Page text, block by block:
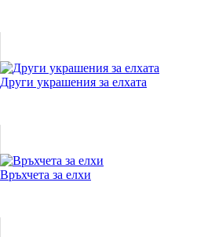
Други украшения за елхата
Връхчета за елхи